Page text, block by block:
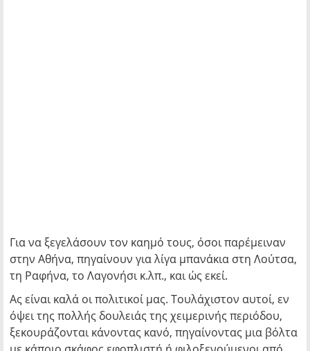
Για να ξεγελάσουν τον καημό τους, όσοι παρέμειναν
στην Αθήνα, πηγαίνουν για λίγα μπανάκια στη Λούτσα,
τη Ραφήνα, το Λαγονήσι κ.λπ., και ώς εκεί.
Ας είναι καλά οι πολιτικοί μας. Τουλάχιστον αυτοί, εν
όψει της πολλής δουλειάς της χειμερινής περιόδου,
ξεκουράζονται κάνοντας κανό, πηγαίνοντας μια βόλτα